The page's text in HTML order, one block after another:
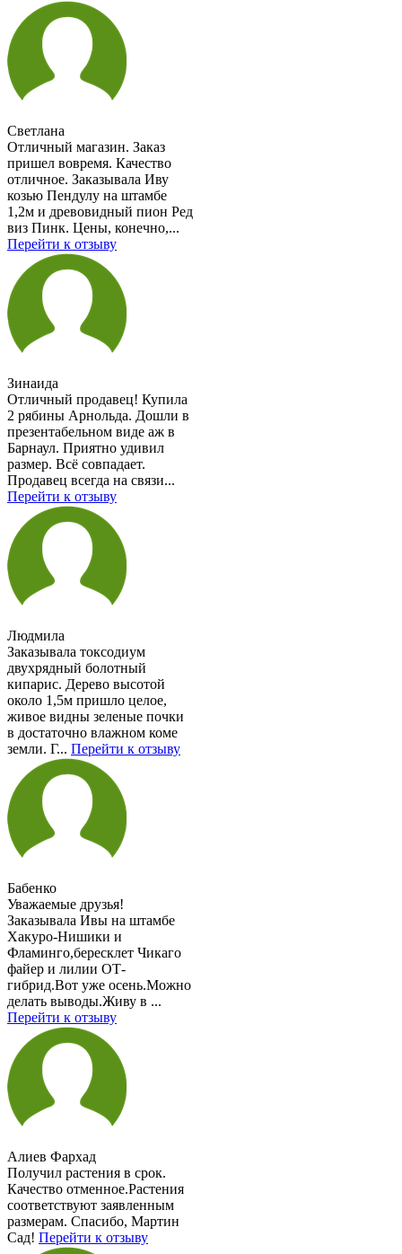
Светлана
Отличный магазин. Заказ
пришел вовремя. Качество
отличное. Заказывала Иву
козью Пендулу на штамбе
1,2м и древовидный пион Ред
виз Пинк. Цены, конечно,...
Перейти к отзыву
Зинаида
Отличный продавец! Купила
2 рябины Арнольда. Дошли в
презентабельном виде аж в
Барнаул. Приятно удивил
размер. Всё совпадает.
Продавец всегда на связи...
Перейти к отзыву
Людмила
Заказывала токсодиум
двухрядный болотный
кипарис. Дерево высотой
около 1,5м пришло целое,
живое видны зеленые почки
в достаточно влажном коме
земли. Г... Перейти к отзыву
Бабенко
Уважаемые друзья!
Заказывала Ивы на штамбе
Хакуро-Нишики и
Фламинго,бересклет Чикаго
файер и лилии ОТ-
гибрид.Вот уже осень.Можно
делать выводы.Живу в ...
Перейти к отзыву
Алиев Фархад
Получил растения в срок.
Качество отменное.Растения
соответствуют заявленным
размерам. Спасибо, Мартин
Сад! Перейти к отзыву